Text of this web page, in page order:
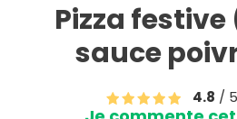
Pizza
sauce
4.8 / 5